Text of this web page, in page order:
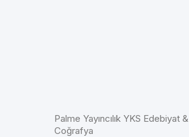
Palme Yayıncılık YKS Edebiyat &
Coğrafya